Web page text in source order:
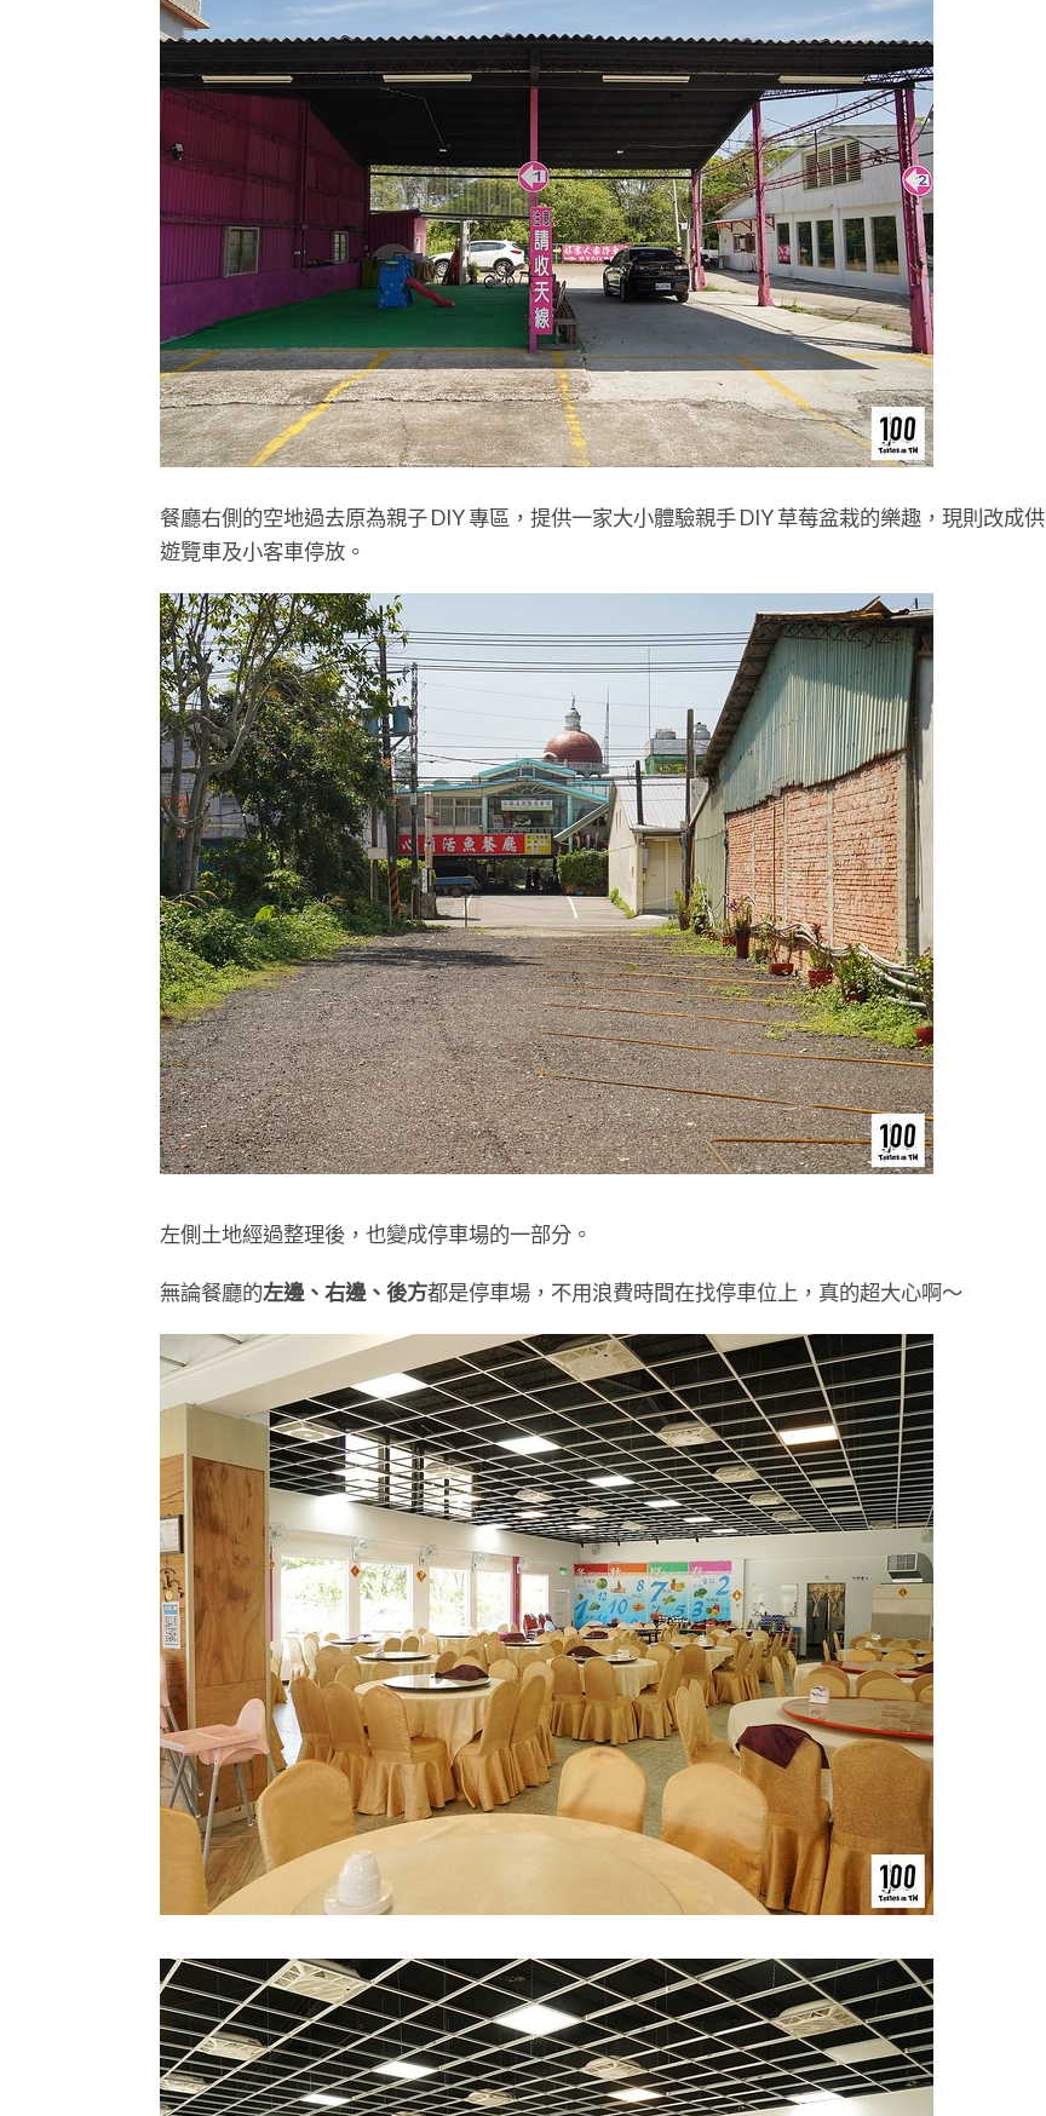
餐廳右側的空地過去原為親子 DIY 專區，提供一家大小體驗親手 DIY 草莓盆栽的樂趣，現則改成供
遊覽車及小客車停放。
左側土地經過整理後，也變成停車場的一部分。
無論餐廳的左邊、右邊、後方都是停車場，不用浪費時間在找停車位上，真的超大心啊～